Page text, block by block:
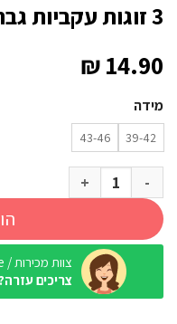
3 זוגות עקביות גבר כותנה שחור סריגמיש
₪14.90
מידה
39-42
43-46
כמות של 3 זוגות עקביות גבר כותנה שחור סריגמיש
צוות מכירות / Online
צריכים